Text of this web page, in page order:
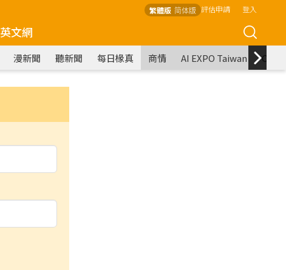
繁體版 简体版 評估申請 登入
英文網
漫新聞 聽新聞 每日椽真 商情 AI EXPO Taiwan